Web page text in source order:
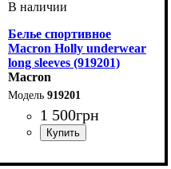
Белье спортивное
Macron Holly underwear
long sleeves (919201)
Macron
919201
1 500грн
Мужской